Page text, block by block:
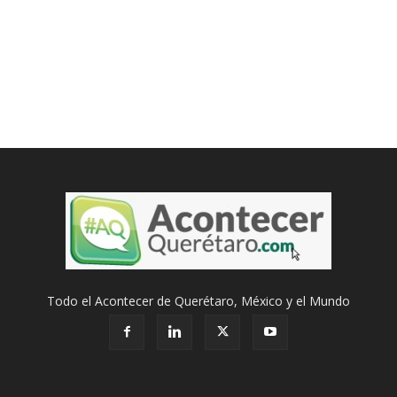
Todo el Acontecer de Querétaro, México y el Mundo